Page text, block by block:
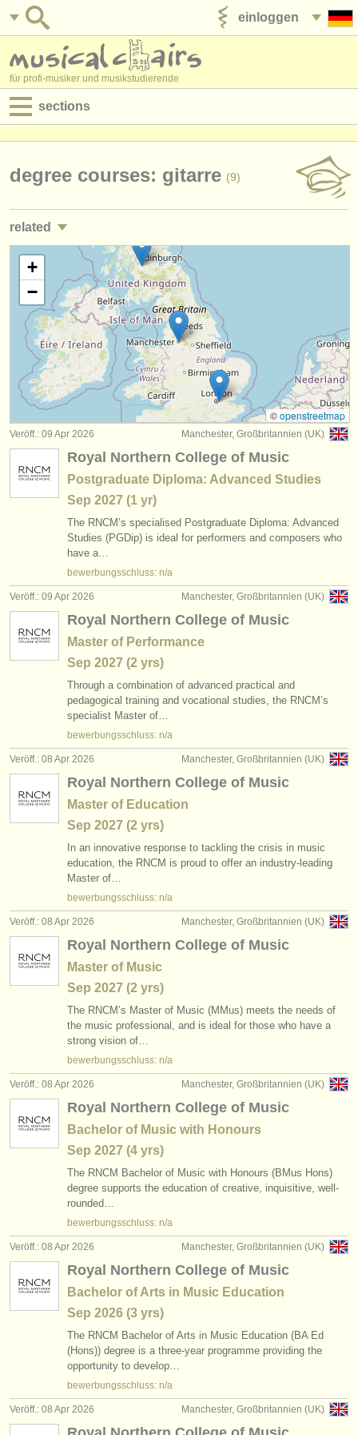
einloggen
für profi-musiker und musikstudierende
sections
jobs - verwaltung
degree courses
kurse
musikwettbewerbe
instrumentenverkauf
gestohlene instrumente
verzeichnisse:
orchester
musikhochschulen
jugendorchester
über musicalchairs
kontakt
rss feeds
nachrichten in der klassischen musik
anzeige veröffentlichen
find out about ourATS
ATS faq
einloggen
degree courses: gitarre (9)
related
kurse/ masterclass klassische gitarre
degree courses: laute (1)
degree courses: theorbe (1)
degree courses: early guitar (1)
wettbewerbe klassische gitarre (4)
kleinanzeigen klassische gitarre (6)
klassische gitarre verloren (180)
+
−
©openstreetmap
Manchester, Großbritannien (UK)
Veröff.: 09 Apr 2026
Royal Northern College of Music
Postgraduate Diploma: Advanced Studies
Sep 2027 (1 yr)
The RNCM’s specialised Postgraduate Diploma: Advanced
Studies (PGDip) is ideal for performers and composers who
have a…
bewerbungsschluss: n/a
Manchester, Großbritannien (UK)
Veröff.: 09 Apr 2026
Royal Northern College of Music
Master of Performance
Sep 2027 (2 yrs)
Through a combination of advanced practical and
pedagogical training and vocational studies, the RNCM’s
specialist Master of…
bewerbungsschluss: n/a
Manchester, Großbritannien (UK)
Veröff.: 08 Apr 2026
Royal Northern College of Music
Master of Education
Sep 2027 (2 yrs)
In an innovative response to tackling the crisis in music
education, the RNCM is proud to offer an industry-leading
Master of…
bewerbungsschluss: n/a
Manchester, Großbritannien (UK)
Veröff.: 08 Apr 2026
Royal Northern College of Music
Master of Music
Sep 2027 (2 yrs)
The RNCM’s Master of Music (MMus) meets the needs of
the music professional, and is ideal for those who have a
strong vision of…
bewerbungsschluss: n/a
Manchester, Großbritannien (UK)
Veröff.: 08 Apr 2026
Royal Northern College of Music
Bachelor of Music with Honours
Sep 2027 (4 yrs)
The RNCM Bachelor of Music with Honours (BMus Hons)
degree supports the education of creative, inquisitive, well-
rounded…
bewerbungsschluss: n/a
Manchester, Großbritannien (UK)
Veröff.: 08 Apr 2026
Royal Northern College of Music
Bachelor of Arts in Music Education
Sep 2026 (3 yrs)
The RNCM Bachelor of Arts in Music Education (BA Ed
(Hons)) degree is a three-year programme providing the
opportunity to develop…
bewerbungsschluss: n/a
Manchester, Großbritannien (UK)
Veröff.: 08 Apr 2026